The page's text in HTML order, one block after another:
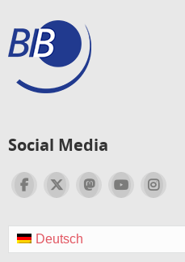
Social Media
Deutsch